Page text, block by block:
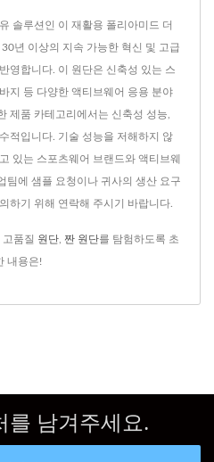
솔루션인 이 재활용 폴리아미드 더
년 이상의 지속 가능한 혁신 및 고급
영합니다. 이 원단은 신축성 있는 스
지 등 다양한 액티브웨어 응용 분야
제품 카테고리에서는 신축성 성능,
적입니다. 기술 성능을 저해하지 않
있는 스포츠웨어 브랜드와 액티브웨
팀에 샘플 요청이나 귀사의 생산 요구
하기 위해 연락해 주시기 바랍니다.
품질 원단 짠 원단를 탐험하도록 초
내용은!
를 남겨주세요.